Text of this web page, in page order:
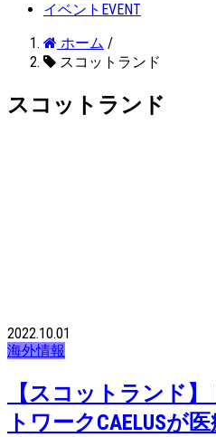
イベント EVENT
ホーム /
スコットランド
スコットランド
2022.10.01
海外情報
【スコットランド
トワークCAELUSが